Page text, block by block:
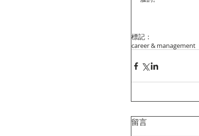
標記：
career & management
留言